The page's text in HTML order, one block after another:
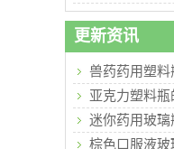
更新资讯
兽药药用塑
亚克力塑料
迷你药用玻
棕色口服液